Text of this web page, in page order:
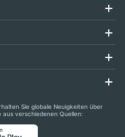
Sie globale Neuigkeiten über
verschiedenen Quellen: